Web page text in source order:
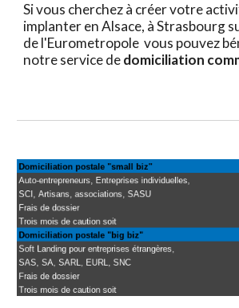
Si vous cherchez à créer votre
implanter en Alsace, à Strasbourg
de l'Eurometropole  vous pouvez
notre service de domiciliation